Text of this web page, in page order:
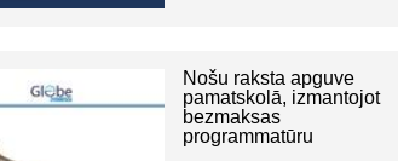
Nošu raksta apguve
pamatskolā, izmantojot
bezmaksas
programmatūru